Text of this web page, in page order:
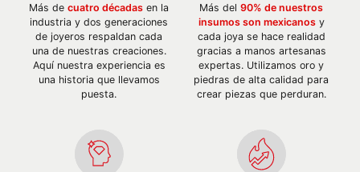
Más de cuatro décadas en la
industria y dos generaciones
de joyeros respaldan cada
una de nuestras creaciones.
Aquí nuestra experiencia es
una historia que llevamos
puesta.
Más del 90% de nuestros
insumos son mexicanosy
cada joya se hace realidad
gracias a manos artesanas
expertas. Utilizamos oro y
piedras de alta calidad para
crear piezas que perduran.